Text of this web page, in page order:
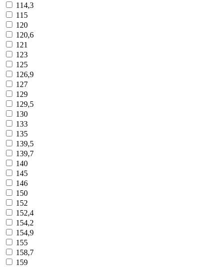
114,3
115
120
120,6
121
123
125
126,9
127
129
129,5
130
133
135
139,5
139,7
140
145
146
150
152
152,4
154,2
154,9
155
158,7
159